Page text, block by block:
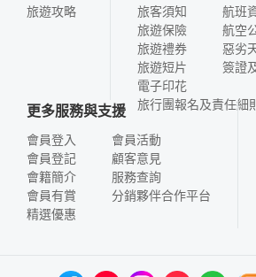
旅遊攻略
旅客須知
旅遊保險
旅遊禮券
旅遊短片
電子印花
航班
航空
惡劣
簽證
旅行團報名及責任細
更多服務與支援
會員登入
會員登記
會籍簡介
會員有賞
精選優惠
會員活動
顧客意見
服務查詢
分銷夥伴合作平台